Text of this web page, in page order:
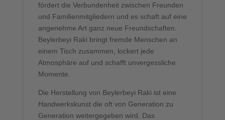
fördert die Verbundenheit zwischen Freunden
und Familienmitgliedern und es schaft auf eine
angenehme Art ganz neue Freundschaften.
Beylerbeyi Raki bringt fremde Menschen an
einem Tisch zusammen, lockert jede
Atmosphäre auf und schafft unvergessliche
Momente.
Die Herstellung von Beylerbeyi Raki ist eine
Handwerkskunst die oft von Generation zu
Generation weitergegeben wird. Das